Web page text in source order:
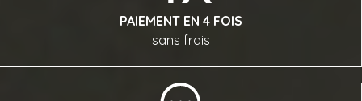
PAIEMENT EN 4 FOIS
sans frais